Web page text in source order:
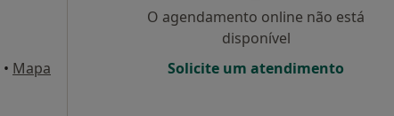
• Mapa
O agendamento online não está
disponível
Solicite um atendimento